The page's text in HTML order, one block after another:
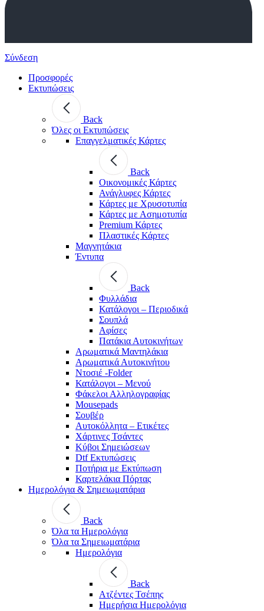
Σύνδεση
Προσφορές
Εκτυπώσεις
Back
Όλες οι Εκτυπώσεις
Επαγγελματικές Κάρτες
Back
Οικονομικές Κάρτες
Ανάγλυφες Κάρτες
Κάρτες με Χρυσοτυπία
Κάρτες με Ασημοτυπία
Premium Κάρτες
Πλαστικές Κάρτες
Μαγνητάκια
Έντυπα
Back
Φυλλάδια
Κατάλογοι – Περιοδικά
Σουπλά
Αφίσες
Πατάκια Αυτοκινήτων
Αρωματικά Μαντηλάκια
Αρωματικά Αυτοκινήτου
Ντοσιέ -Folder
Κατάλογοι – Μενού
Φάκελοι Αλληλογραφίας
Mousepads
Σουβέρ
Αυτοκόλλητα – Ετικέτες
Χάρτινες Τσάντες
Κύβοι Σημειώσεων
Dtf Εκτυπώσεις
Ποτήρια με Εκτύπωση
Καρτελάκια Πόρτας
Ημερολόγια & Σημειωματάρια
Back
Όλα τα Ημερολόγια
Όλα τα Σημειωματάρια
Ημερολόγια
Back
Ατζέντες Τσέπης
Ημερήσια Ημερολόγια